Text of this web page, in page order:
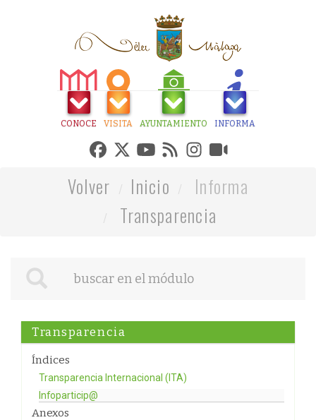
CONOCE VISITA AYUNTAMIENTO INFORMA
Volver Inicio
Informa
Transparencia
Transparencia
Índices
Transparencia Internacional (ITA)
Infoparticip@
Anexos